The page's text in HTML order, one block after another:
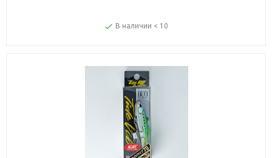
В наличии < 10